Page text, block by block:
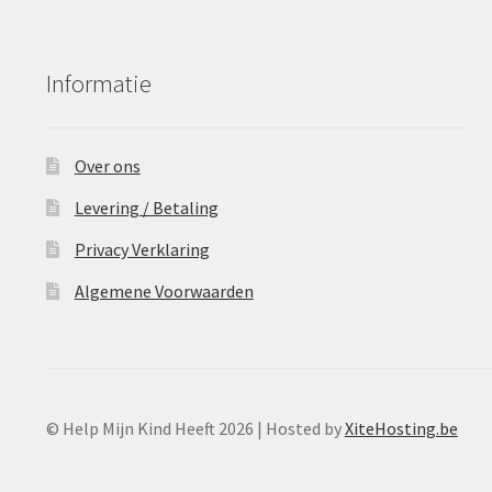
Informatie
Over ons
Levering / Betaling
Privacy Verklaring
Algemene Voorwaarden
© Help Mijn Kind Heeft 2026 | Hosted byXiteHosting.be